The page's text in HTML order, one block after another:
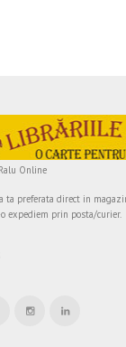
Online
ta preferata direct in
expediem prin posta/curier.